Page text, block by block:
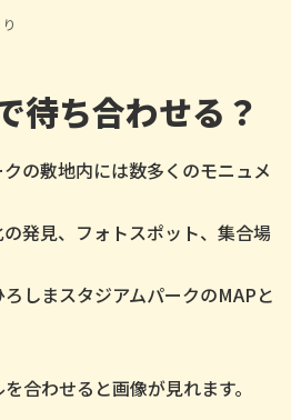
待ち合わせる？
の敷地内には数多くのモニュメ
発見、フォトスポット、集合場
しまスタジアムパークのMAPと
合わせると画像が見れます。